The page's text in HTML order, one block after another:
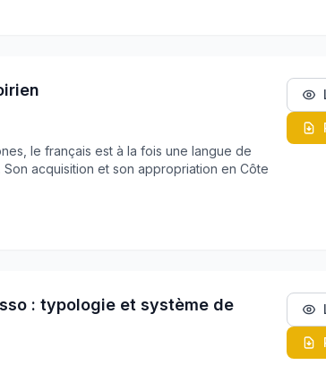
le français est à la fois une langue de
acquisition et son appropriation en Côte
: typologie et système de